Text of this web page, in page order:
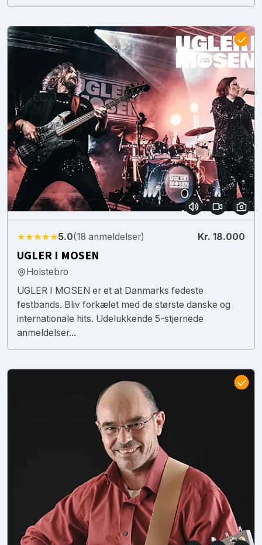
★★★★★5.0(18 anmeldelser) Kr. 18.000
UGLER I MOSEN
Holstebro
UGLER I MOSEN er et at Danmarks fedeste
festbands. Bliv forkælet med de største danske og
internationale hits. Udelukkende 5-stjernede
anmeldelser...